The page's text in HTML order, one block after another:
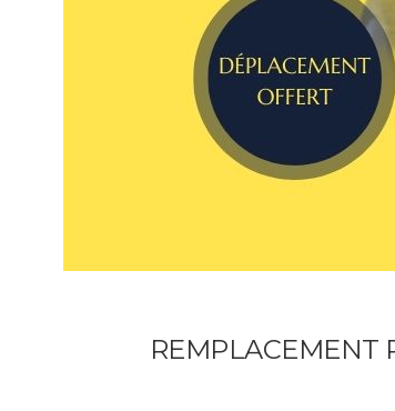
REMPLACEMENT